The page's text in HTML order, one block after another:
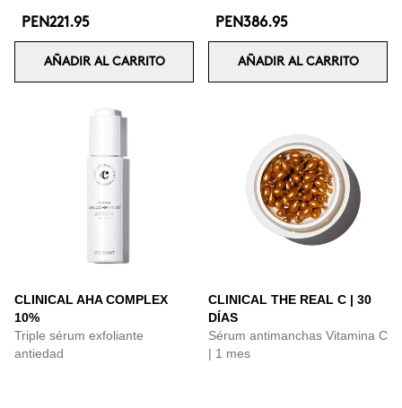
PEN221.95
AÑADIR AL CARRITO
PEN386.95
AÑADIR AL CARRITO
CLINICAL AHA COMPLEX
10%
Triple sérum exfoliante
antiedad
CLINICAL THE REAL C | 30
DÍAS
Sérum antimanchas Vitamina C
| 1 mes